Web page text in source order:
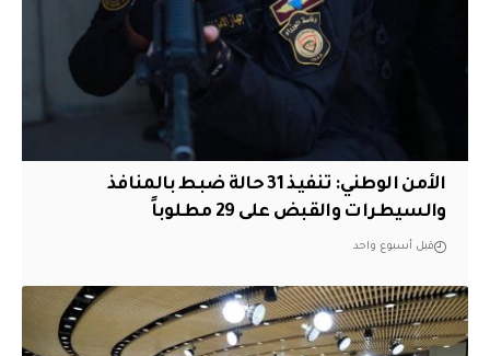
الأمن الوطني: تنفيذ 31 حالة ضبط بالمنافذ
والسيطرات والقبض على 29 مطلوباً
قبل أسبوع واحد